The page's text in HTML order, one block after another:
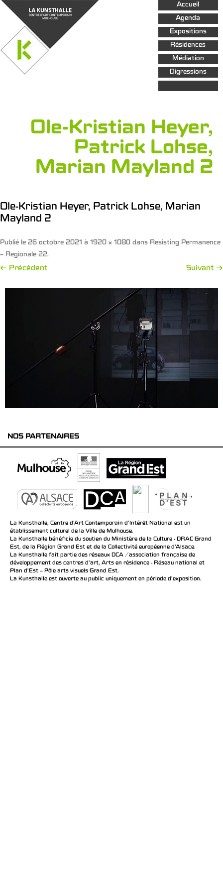
Aller au
contenu
principal
Accueil
Agenda
Expositions
Résidences
Médiation
Digressions
Ole-Kristian Heyer,
Patrick Lohse,
Marian Mayland 2
Ole-Kristian Heyer, Patrick Lohse, Marian
Mayland 2
Publié le 26 octobre 2021 à 1920 × 1080 dans Resisting Permanence
– Regionale 22.
← Précédent Suivant →
NOS PARTENAIRES
La Kunsthalle, Centre d’Art Contemporain d’Intérêt National est un
établissement culturel de la Ville de Mulhouse.
La Kunsthalle bénéficie du soutien du Ministère de la Culture - DRAC Grand
Est, de la Région Grand Est et de la Collectivité européenne d’Alsace.
La Kunsthalle fait partie des réseaux DCA / association française de
développement des centres d'art, Arts en résidence - Réseau national et
Plan d’Est – Pôle arts visuels Grand Est.
La Kunsthalle est ouverte au public uniquement en période d'exposition.